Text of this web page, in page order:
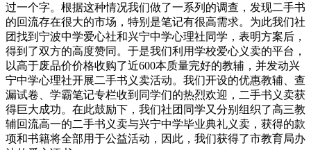
过一个字。根据这种情况我们做了一系列的调查，发现二手书
的回流存在很大的市场，特别是笔记有很高需求。为此我们社
团找到宁波中学爱心社和兴宁中学心理社同学，表明方案后，
得到了双方的高度赞同。于是我们利用学校爱心义卖的平台，
以高于废品价价格收购了近600本质量完好的教辅，并发动兴
宁中学心理社开展二手书义卖活动。我们开设的优惠教辅、查
漏试卷、学霸笔记专栏收到同学们的热烈欢迎，二手书义卖获
得巨大成功。在此鼓励下，我们社团同学又分别组织了高三教
辅回流高一的二手书义卖与兴宁中学毕业典礼义卖，获得的款
项和书籍将全部用于公益活动，因此，我们获得了市教育局办